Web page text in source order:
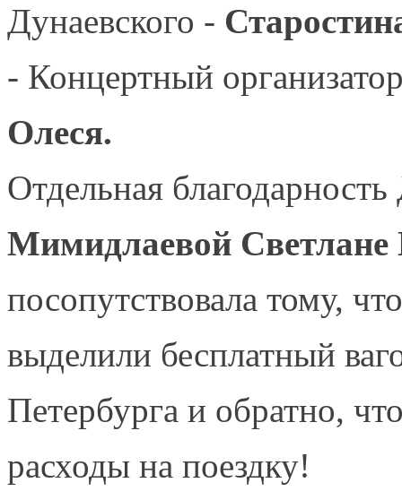
Дунаевского -
- Концертный
Олеся.
Отдельная
Мимидлаевой Светлане
посопутствовала тому,
выделили бесплатный
Петербурга и обратно,
расходы на поездку!